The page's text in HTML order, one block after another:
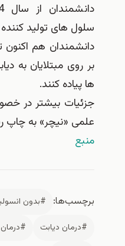
سلول های تولید کننده
دانشمندان هم
بر روی مبتلایان به
ها پیاده کنند.
جزئیات بیشتر در
علمی «نیچر» به
منبع
برچسب‌ها:
#بدون
#درمان دیابت